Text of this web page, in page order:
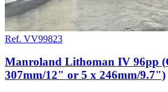
Ref. VV99823
Manroland Lithoman IV 96pp
307mm/12" or 5 x 246mm/9.7")